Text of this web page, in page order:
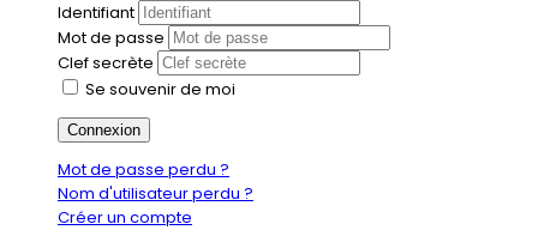
Identifiant
Mot de passe
Clef secrète
Se souvenir de moi
Connexion
Mot de passe perdu ?
Nom d'utilisateur perdu ?
Créer un compte